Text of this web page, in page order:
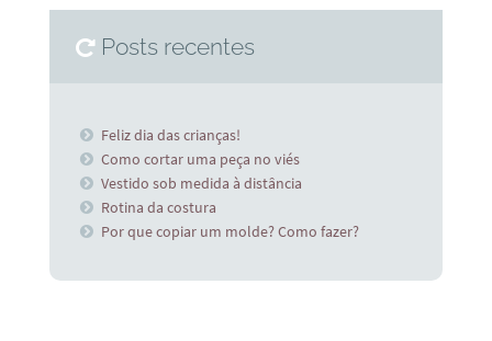
Posts recentes
Feliz dia das crianças!
Como cortar uma peça no viés
Vestido sob medida à distância
Rotina da costura
Por que copiar um molde? Como fazer?